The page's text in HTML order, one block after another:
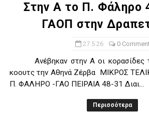
Στην Α το Π. Φάληρο
ΓΑΟΠ στην
27.5.26 0
Ανέβηκαν στην Α οι κορασίδες
κοουτς την Αθηνά Ζέρβα ΜΙΚΡΟΣ
Π. ΦΑΛΗΡΟ -ΓΑΟ ΠΕΙΡΑΙΑ 48-31 Διαι...
Περισσότερα